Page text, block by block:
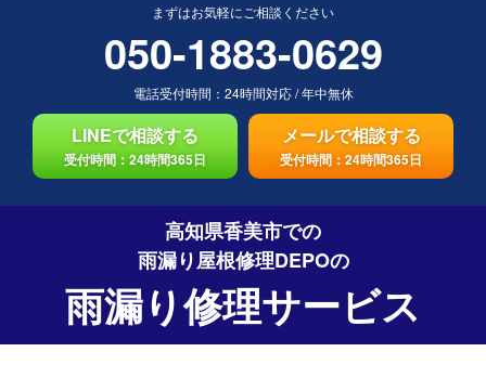
まずはお気軽にご相談ください
050-1883-0629
電話受付時間： 24時間対応/年中無休
LINEで相談する
受付時間：24時間365日
メールで相談する
受付時間：24時間365日
高知県香美市での
雨漏り屋根修理DEPOの
雨漏り修理サービス